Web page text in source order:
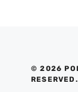
© 2026